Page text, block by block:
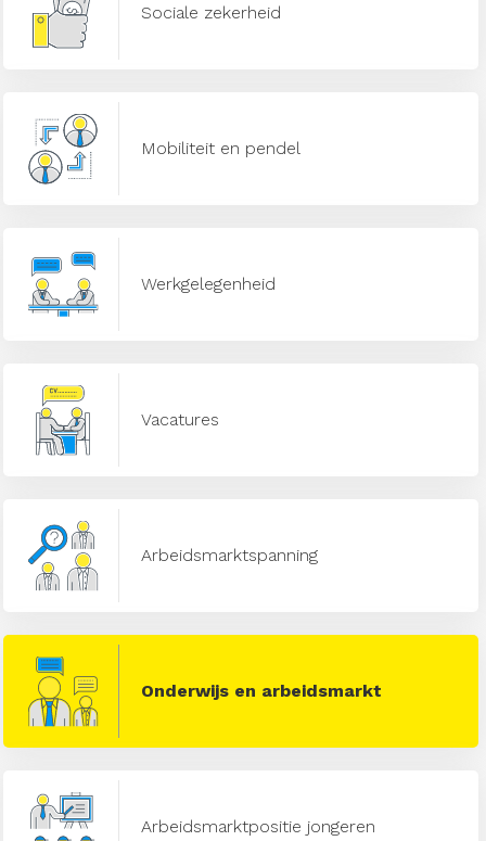
Sociale zekerheid
Mobiliteit en pendel
Werkgelegenheid
Vacatures
Arbeidsmarktspanning
Onderwijs en arbeidsmarkt
Arbeidsmarktpositie jongeren